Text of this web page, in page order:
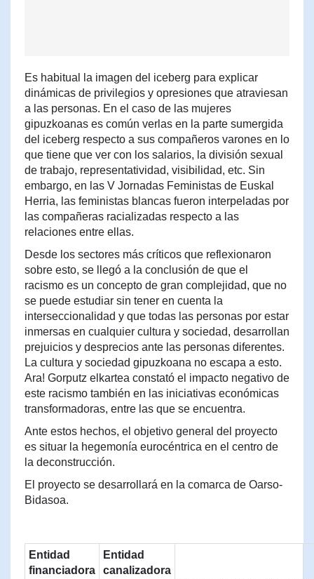
Es habitual la imagen del iceberg para explicar
dinámicas de privilegios y opresiones que atraviesan
a las personas. En el caso de las mujeres
gipuzkoanas es común verlas en la parte sumergida
del iceberg respecto a sus compañeros varones en lo
que tiene que ver con los salarios, la división sexual
de trabajo, representatividad, visibilidad, etc. Sin
embargo, en las V Jornadas Feministas de Euskal
Herria, las feministas blancas fueron interpeladas por
las compañeras racializadas respecto a las
relaciones entre ellas.
Desde los sectores más críticos que reflexionaron
sobre esto, se llegó a la conclusión de que el
racismo es un concepto de gran complejidad, que no
se puede estudiar sin tener en cuenta la
interseccionalidad y que todas las personas por estar
inmersas en cualquier cultura y sociedad, desarrollan
prejuicios y desprecios ante las personas diferentes.
La cultura y sociedad gipuzkoana no escapa a esto.
Ara! Gorputz elkartea constató el impacto negativo de
este racismo también en las iniciativas económicas
transformadoras, entre las que se encuentra.
Ante estos hechos, el objetivo general del proyecto
es situar la hegemonía eurocéntrica en el centro de
la deconstrucción.
El proyecto se desarrollará en la comarca de Oarso-
Bidasoa.
Entidad
financiadora
Entidad
canalizadora